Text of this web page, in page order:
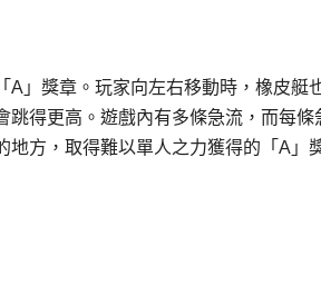
」獎章。玩家向左右移動時，橡皮艇
跳得更高。遊戲內有多條急流，而每條
方，取得難以單人之力獲得的「A」